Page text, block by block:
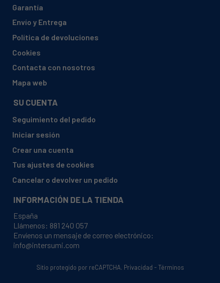
Garantía
Envío y Entrega
Política de devoluciones
Cookies
Contacta con nosotros
Mapa web
SU CUENTA
Seguimiento del pedido
Iniciar sesión
Crear una cuenta
Tus ajustes de cookies
Cancelar o devolver un pedido
INFORMACIÓN DE LA TIENDA
España
Llámenos: 881 240 057
Envíenos un mensaje de correo electrónico:
info@intersumi.com
Sitio protegido por reCAPTCHA. Privacidad -Términos